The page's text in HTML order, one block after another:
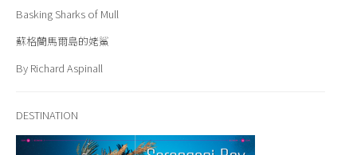
Basking Sharks of Mull
蘇格蘭馬爾島的姥鯊
By Richard Aspinall
DESTINATION